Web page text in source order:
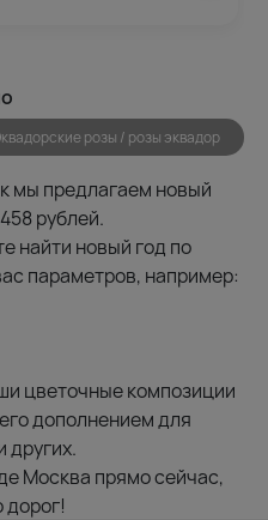
розы / розы эквадор
мы предлагаем новый
рублей.
найти новый год по
параметров, например:
цветочные композиции
дополнением для
других.
Москва прямо сейчас,
дорог!